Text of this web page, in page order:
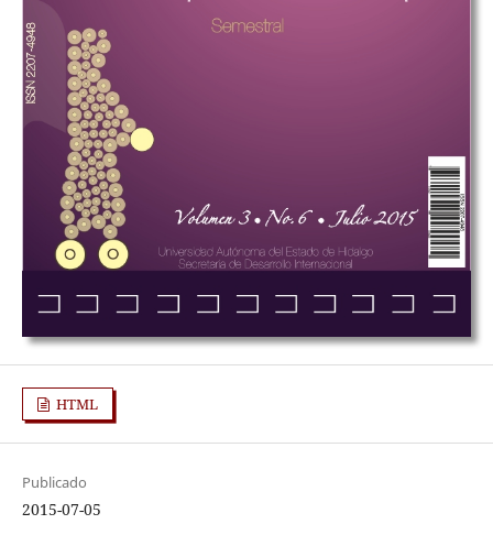
HTML
Publicado
2015-07-05